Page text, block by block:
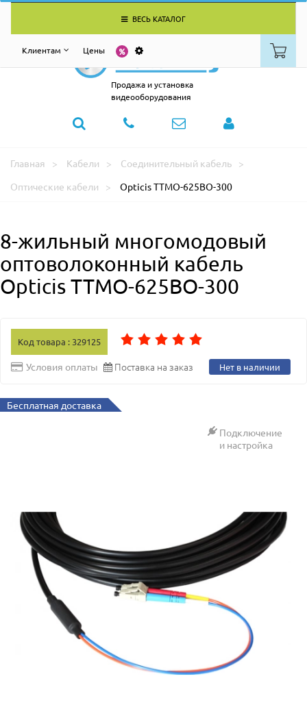
ВЕСЬ КАТАЛОГ
Клиентам Цены
Продажа и установка
видеооборудования
Главная Кабели
Соединительный кабель
Оптические кабели
Opticis TTMO-625BO-300
8-жильный многомодовый
оптоволоконный кабель
Opticis TTMO-625BO-300
Код товара : 329125
Условия оплаты Поставка на заказ Нет в наличии
Бесплатная доставка
Подключение
и настройка